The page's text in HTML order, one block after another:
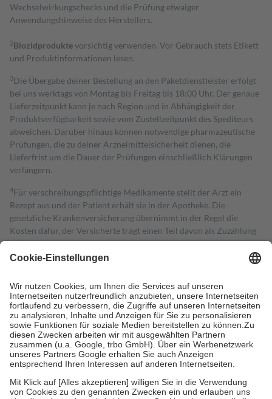
Wechselwirkungschecks und die Prüfung etwaiger
Anwendungshinweise des Herstellers.
2Biozidproduktevorsichtig verwenden. Vor Gebrauch stets Etikett
und Produktinformationen lesen.
3Die Übergabe deiner Bestellung an den Paketdienstleister erfolgt
bei uns werktags von Montag bis Freitag bis 18:00 Uhr. Der genaue
Lieferzeitpunkt kann je nach Region und in Abhängigkeit der
Produktverfügbarkeit sowie vom Zustellzeitpunkt des Spediteurs
abweichen. Darüber hinaus können notwendige pharmazeutische
Prüfungen, die zu deiner Arzneimittelsicherheit dienen, die
Lieferfrist um die Dauer der Prüfungen einschließlich Klärungen
verlängern.
4Für verschreibungspflichtige Medikamente stellt der Arzt ein
Rezept aus und der Patient erhält sie in der Apotheke. Die
gesetzliche Krankenversicherung übernimmt in der Regel die
Kosten dafür, der Versicherte trägt einen Teil davon als Zuzahlung
mit.
Grundsätzlich leisten Mitglieder Zuzahlungen in Höhe von zehn
höchstens zehn Euro.
Es sind jedoch nie mehr als die tatsächlichen
Kosten der Leistung zu entrichten.
Diese Regeln gelten grundsätzlich auch für Online-Apotheken.
Bei Heilmitteln und häuslicher Krankenpflege beträgt die
Zuzahlung zehn Prozent der Kosten sowie zehn Euro je
Verordnung.
Um das Engagement der Versicherten für ihre eigene Gesundheit zu
stärken und die besondere Stellung der Familie zu unterstützen,
fallenkeine Zuzahlungenan bei:
• Kindern und Jugendlichen bis zum vollendeten 18. Lebensjahr